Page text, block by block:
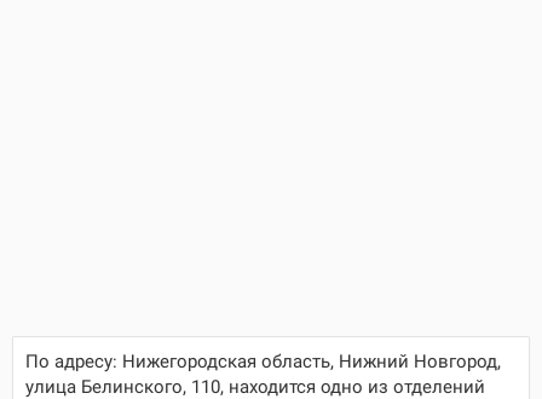
По адресу: Нижегородская область, Нижний Новгород,
улица Белинского, 110, находится одно из отделений